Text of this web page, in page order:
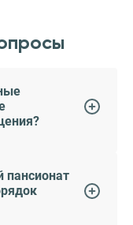
пансионат